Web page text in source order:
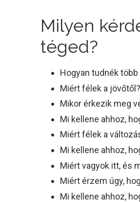
Milyen
téged?
Hogyan tudnék
Miért félek a jövőtől?
Mikor érkezik meg
Mi kellene ahhoz,
Miért félek a
Mi kellene ahhoz,
Miért vagyok itt, és
Miért érzem úgy,
Mi kellene ahhoz,